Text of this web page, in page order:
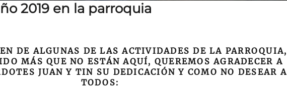
2019 en la parroquia
DE ALGUNAS DE LAS ACTIVIDADES DE LA PARROQUIA,
MÁS QUE NO ESTÁN AQUÍ, QUEREMOS AGRADECER A
JUAN Y TIN SU DEDICACIÓN Y COMO NO DESEAR A
TODOS: